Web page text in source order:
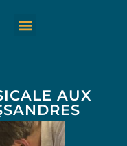
AUX